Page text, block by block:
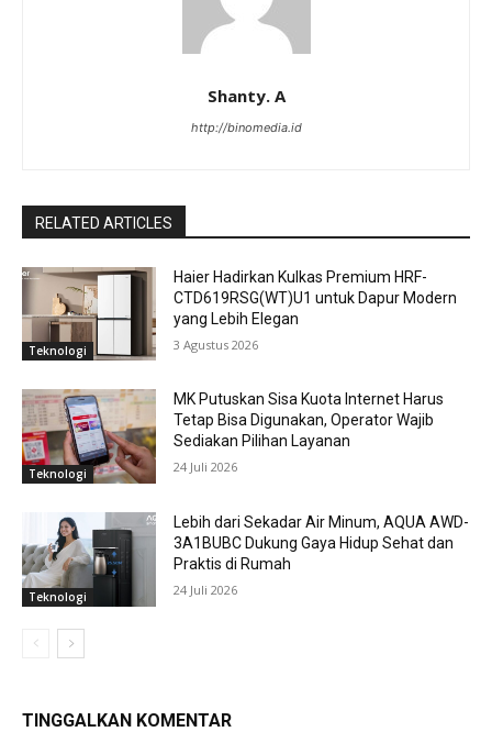
Shanty. A
http://binomedia.id
RELATED ARTICLES
Teknologi
Haier Hadirkan Kulkas Premium HRF-
CTD619RSG(WT)U1 untuk Dapur Modern
yang Lebih Elegan
3 Agustus 2026
Teknologi
MK Putuskan Sisa Kuota Internet Harus
Tetap Bisa Digunakan, Operator Wajib
Sediakan Pilihan Layanan
24 Juli 2026
Teknologi
Lebih dari Sekadar Air Minum, AQUA AWD-
3A1BUBC Dukung Gaya Hidup Sehat dan
Praktis di Rumah
24 Juli 2026
TINGGALKAN KOMENTAR